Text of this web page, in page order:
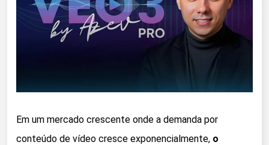
Em um mercado crescente onde a demanda por
conteúdo de vídeo cresce exponencialmente, o